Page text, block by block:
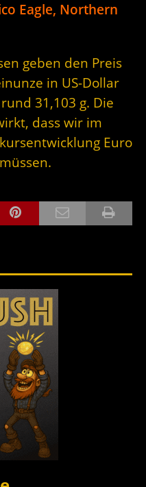
Eagle, Northern
geben den Preis
in US-Dollar
31,103 g. Die
dass wir im
Euro